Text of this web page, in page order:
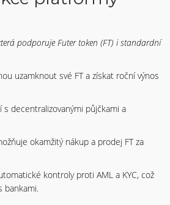
podporuje Futer token (FT) i standardní
uzamknout své FT a získat roční výnos
decentralizovanými půjčkami a
okamžitý nákup a prodej FT za
kontroly proti AML a KYC, což
bankami.